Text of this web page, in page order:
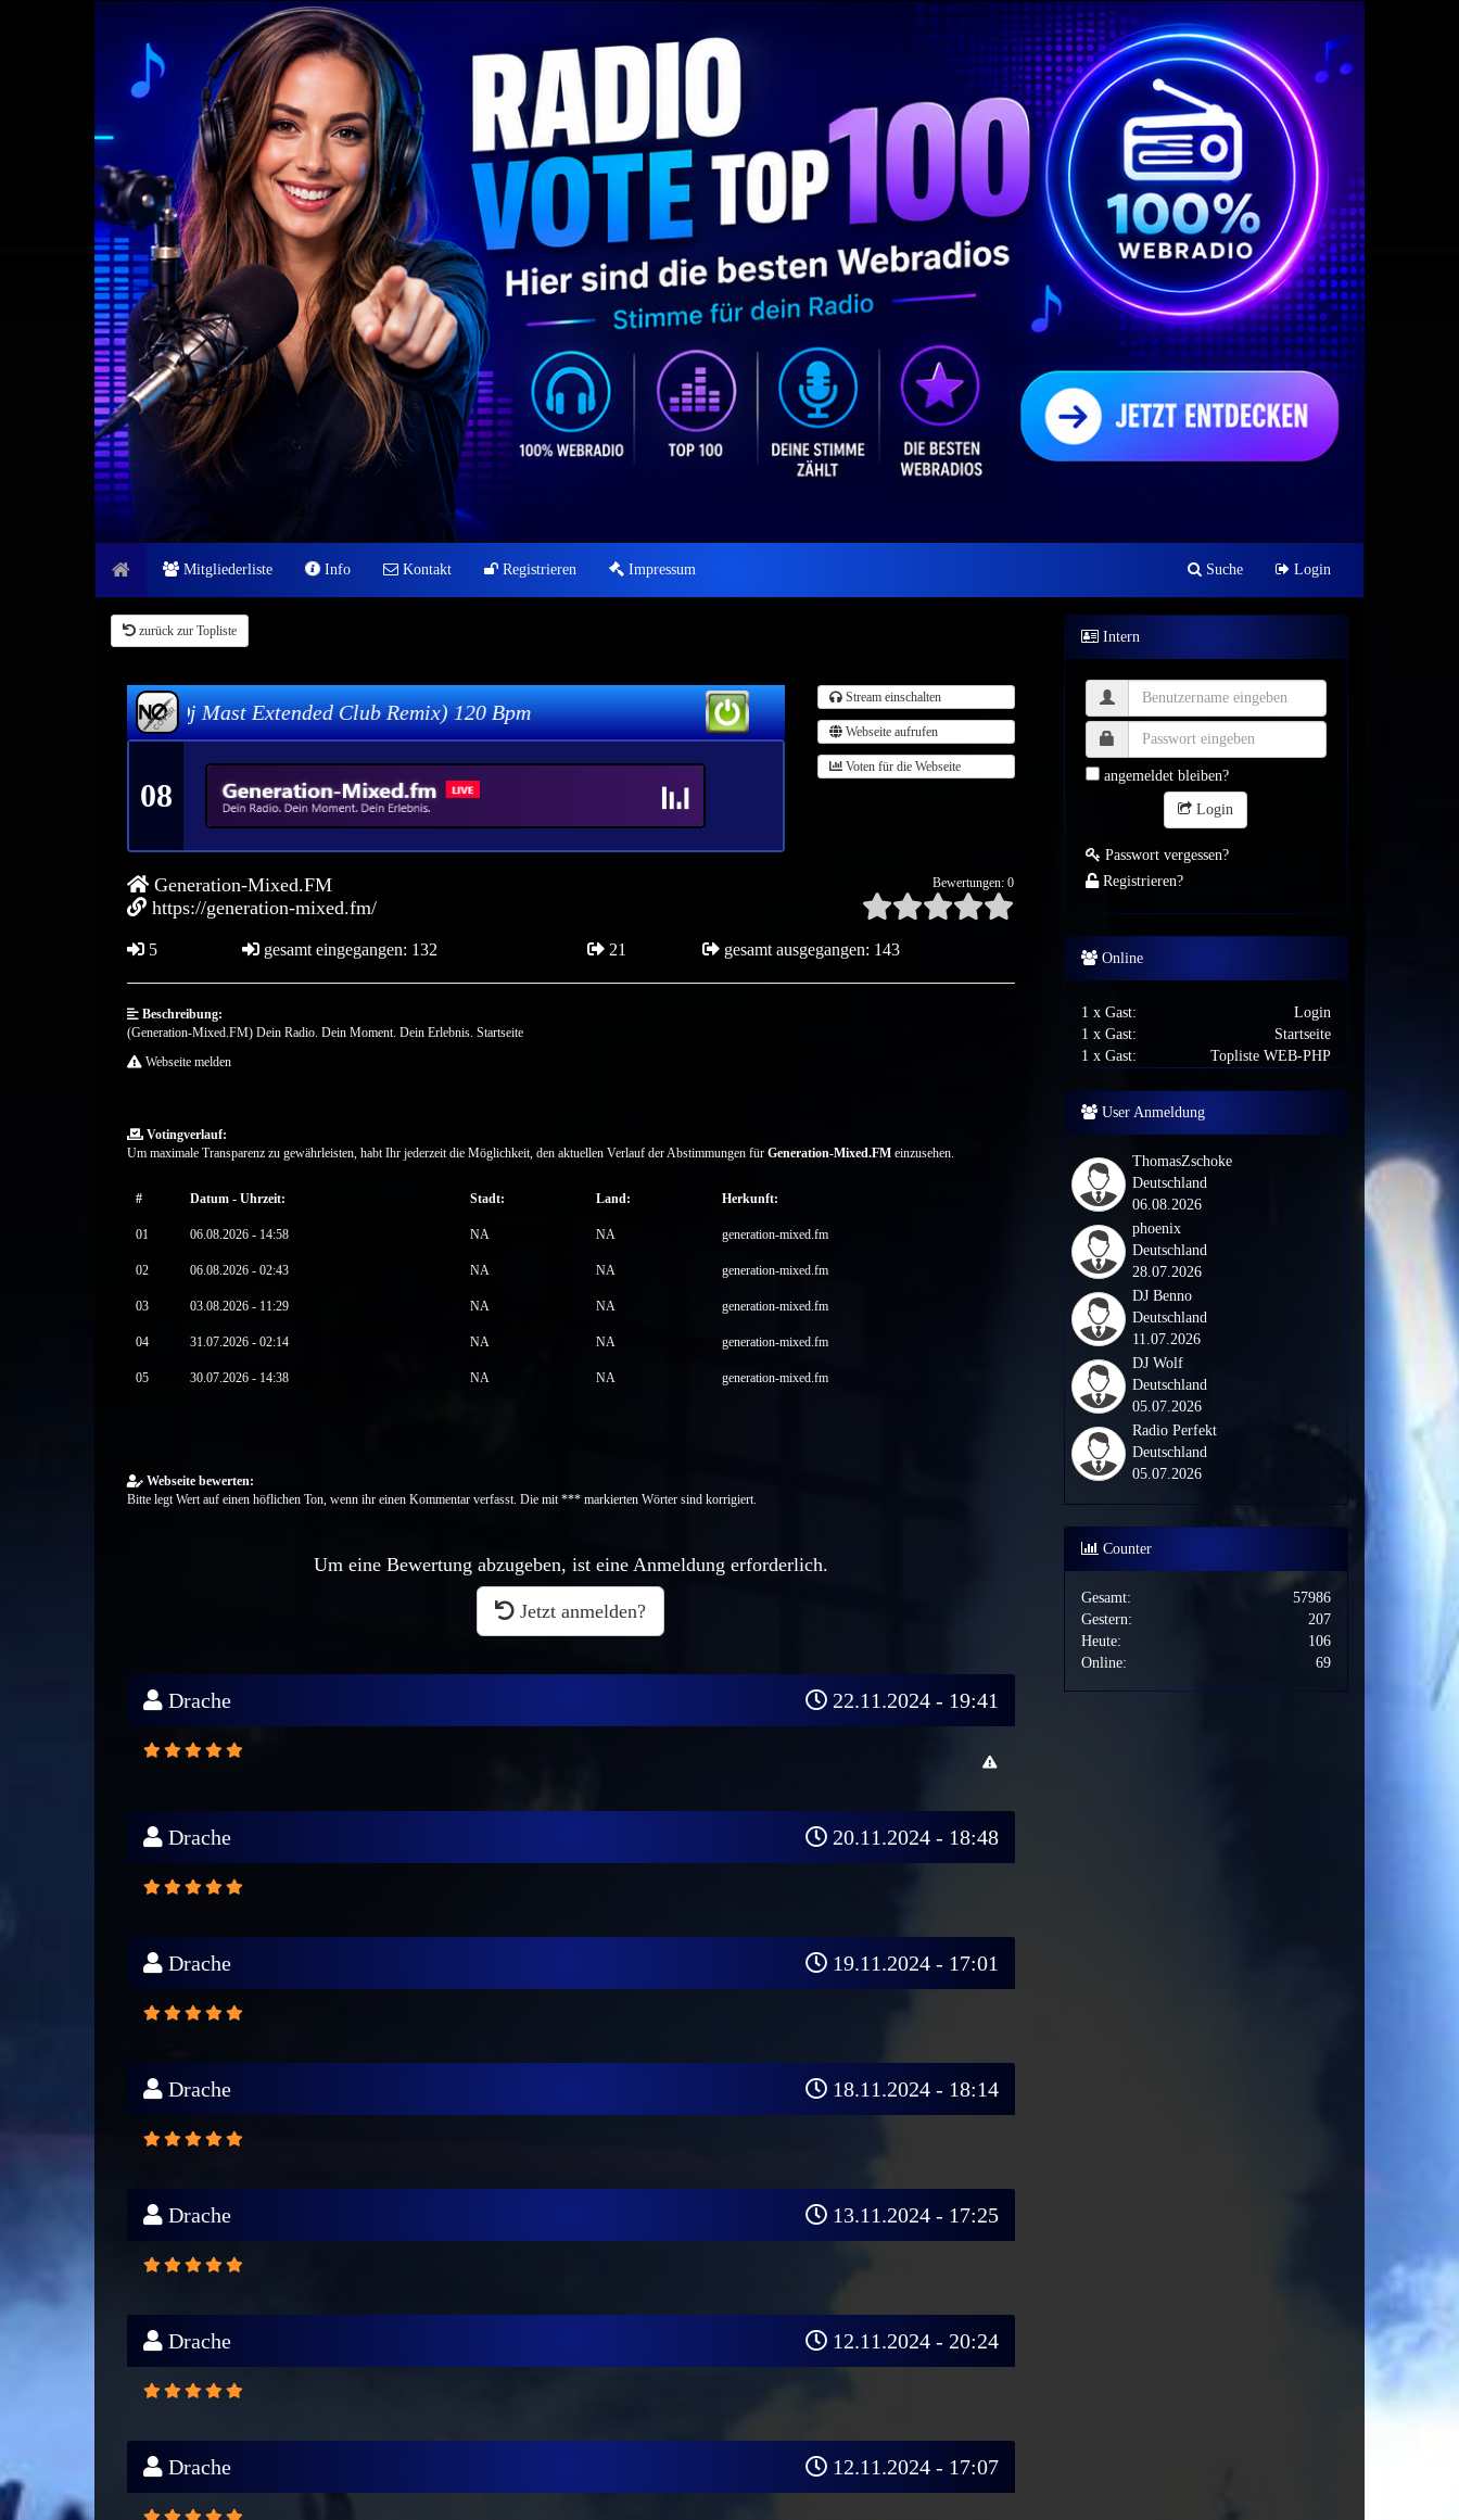
Mitgliederliste Info Kontakt Registrieren Impressum Suche Login
zurück zur Topliste
Mast Extended Club Remix) 120 Bpm
08
Stream einschalten
Webseite aufrufen
Voten für die Webseite
Generation-Mixed.FM
https://generation-mixed.fm/
Bewertungen: 0
5 gesamt eingegangen: 132 21 gesamt ausgegangen: 143
Beschreibung:
(Generation-Mixed.FM) Dein Radio. Dein Moment. Dein Erlebnis. Startseite
Webseite melden
Votingverlauf:
Um maximale Transparenz zu gewährleisten, habt Ihr jederzeit die Möglichkeit, den aktuellen Verlauf der Abstimmungen für Generation-Mixed.FM einzusehen.
# Datum - Uhrzeit: Stadt: Land: Herkunft:
01 06.08.2026 - 14:58 NA NA generation-mixed.fm
02 06.08.2026 - 02:43 NA NA generation-mixed.fm
03 03.08.2026 - 11:29 NA NA generation-mixed.fm
04 31.07.2026 - 02:14 NA NA generation-mixed.fm
05 30.07.2026 - 14:38 NA NA generation-mixed.fm
Webseite bewerten:
Bitte legt Wert auf einen höflichen Ton, wenn ihr einen Kommentar verfasst. Die mit *** markierten Wörter sind korrigiert.
Um eine Bewertung abzugeben, ist eine Anmeldung erforderlich.
Jetzt anmelden?
Drache 22.11.2024 - 19:41
Drache 20.11.2024 - 18:48
Drache 19.11.2024 - 17:01
Drache 18.11.2024 - 18:14
Drache 13.11.2024 - 17:25
Drache 12.11.2024 - 20:24
Drache 12.11.2024 - 17:07
Intern
angemeldet bleiben?
Login
Passwort vergessen?
Registrieren?
Online
1 x Gast:
Login
1 x Gast:
Startseite
1 x Gast:
Topliste WEB-PHP
User Anmeldung
ThomasZschoke
Deutschland
06.08.2026
phoenix
Deutschland
28.07.2026
DJ Benno
Deutschland
11.07.2026
DJ Wolf
Deutschland
05.07.2026
Radio Perfekt
Deutschland
05.07.2026
Counter
Gesamt:
57986
Gestern:
207
Heute:
106
Online:
69